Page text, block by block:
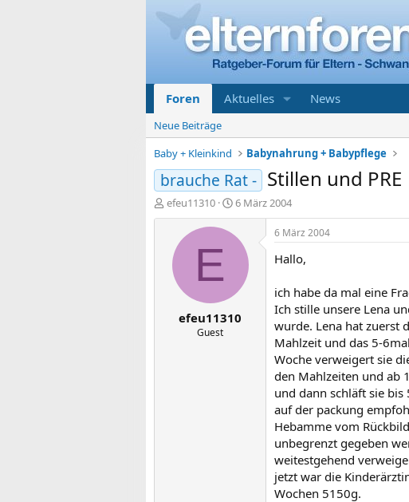
Foren Aktuelles News
Neue Beiträge
Baby + Kleinkind
Babynahrung + Babypflege
brauche Rat - Stillen und PRE
E
r
efeu11310
E
r
a
6 März 2004
E
efeu11310
Guest
6 März 2004
Hallo,
ich habe da mal eine
Ich stille unsere Lena
wurde. Lena hat zuerst
Mahlzeit und das 5-
Woche verweigert sie
den Mahlzeiten und ab
und dann schläft sie
auf der packung
Hebamme vom
unbegrenzt gegeben
weitestgehend
jetzt war die
Wochen 5150g.